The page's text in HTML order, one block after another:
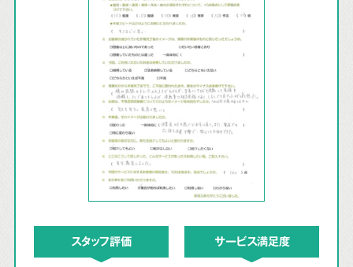
スタッフ評価 サービス満足度